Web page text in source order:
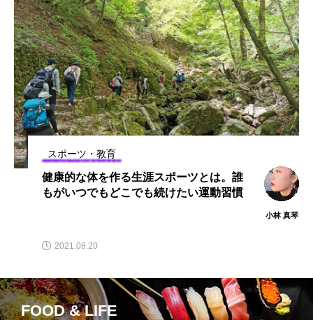
スポーツ・教育
健康的な体を作る生涯スポーツとは。誰
もがいつでもどこでも続けたい運動習慣
小林 真琴
2021.08.20
FOOD & LIFE